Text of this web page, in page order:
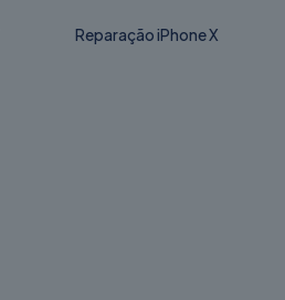
Reparação iPhone X